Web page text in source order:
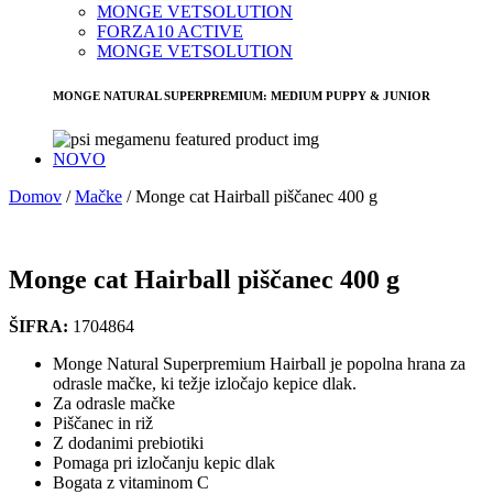
MONGE VETSOLUTION
FORZA10 ACTIVE
MONGE VETSOLUTION
MONGE NATURAL SUPERPREMIUM: MEDIUM PUPPY & JUNIOR
NOVO
Domov /Mačke /Monge cat Hairball piščanec 400 g
Monge cat Hairball piščanec 400 g
ŠIFRA: 1704864
Monge Natural Superpremium Hairball je popolna hrana za
odrasle mačke, ki težje izločajo kepice dlak.
Za odrasle mačke
Piščanec in riž
Z dodanimi prebiotiki
Pomaga pri izločanju kepic dlak
Bogata z vitaminom C